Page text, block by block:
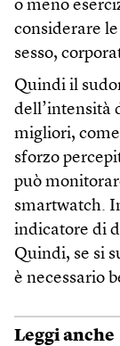
o meno
considerare
sesso,
Quindi il
dell’intensità
migliori,
sforzo
può
smartwatch.
indicatore di
Quindi, se si
è necessario
Leggi anche